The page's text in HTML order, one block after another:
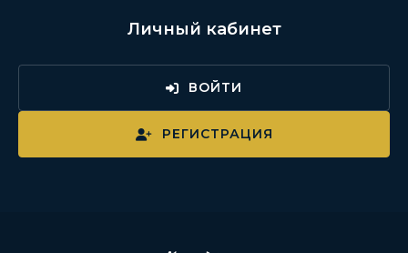
Личный кабинет
ВОЙТИ
РЕГИСТРАЦИЯ